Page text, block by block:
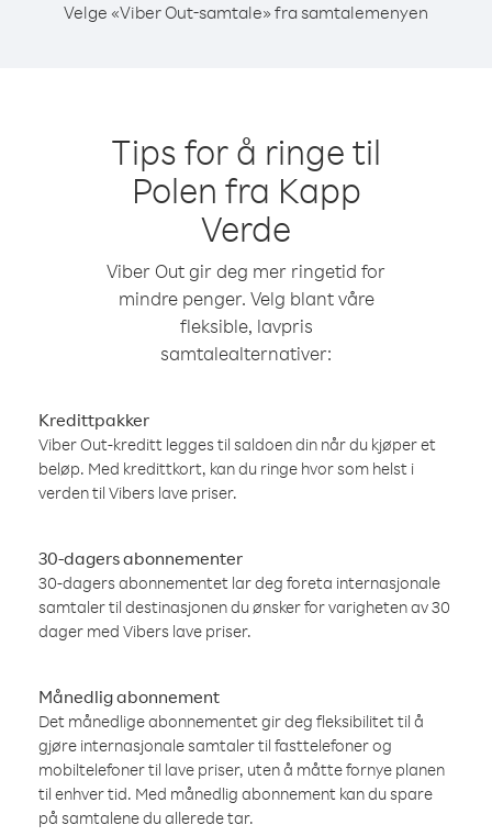
Velge «Viber Out-samtale» fra samtalemenyen
Tips for å ringe til
Polen fra Kapp
Verde
Viber Out gir deg mer ringetid for
mindre penger. Velg blant våre
fleksible, lavpris
samtalealternativer:
Kredittpakker
Viber Out-kreditt legges til saldoen din når du kjøper et
beløp. Med kredittkort, kan du ringe hvor som helst i
verden til Vibers lave priser.
30-dagers abonnementer
30-dagers abonnementet lar deg foreta internasjonale
samtaler til destinasjonen du ønsker for varigheten av 30
dager med Vibers lave priser.
Månedlig abonnement
Det månedlige abonnementet gir deg fleksibilitet til å
gjøre internasjonale samtaler til fasttelefoner og
mobiltelefoner til lave priser, uten å måtte fornye planen
til enhver tid. Med månedlig abonnement kan du spare
på samtalene du allerede tar.